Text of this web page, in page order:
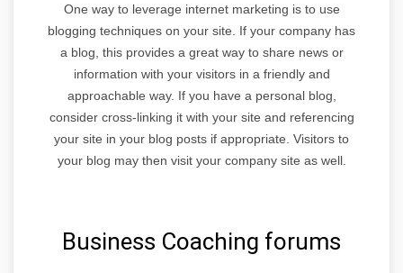
One way to leverage internet marketing is to use
blogging techniques on your site. If your company has
a blog, this provides a great way to share news or
information with your visitors in a friendly and
approachable way. If you have a personal blog,
consider cross-linking it with your site and referencing
your site in your blog posts if appropriate. Visitors to
your blog may then visit your company site as well.
Business Coaching forums